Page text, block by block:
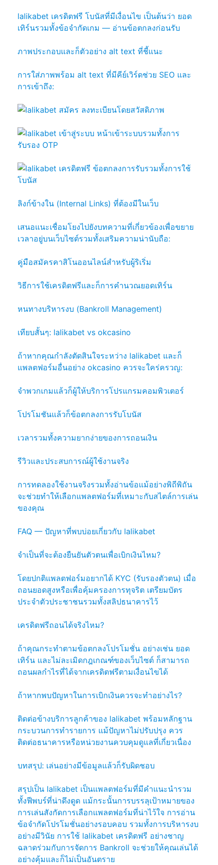
lalikabet เครดิตฟรี โบนัสที่มีเงื่อนไข เป็นต้นว่า ยอด
เทิร์นรวมทั้งข้อจำกัดเกม — อ่านข้อตกลงก่อนรับ
ภาพประกอบและก็ตัวอย่าง alt text ที่ชี้แนะ
การใส่ภาพพร้อม alt text ที่มีคีย์เวิร์ดช่วย SEO และ
การเข้าถึง:
ลิงก์ข้างใน (Internal Links) ที่ต้องมีในเว็บ
เสนอแนะเชื่อมโยงไปยังบทความที่เกี่ยวข้องเพื่อขยาย
เวลาอยู่บนเว็บไซต์รวมทั้งเสริมความน่านับถือ:
คู่มือสมัครคาสิโนออนไลน์สำหรับผู้ริเริ่ม
วิธีการใช้เครดิตฟรีและก็การคำนวณยอดเทิร์น
หนทางบริหารงบ (Bankroll Management)
เทียบสั้นๆ: lalikabet vs okcasino
ถ้าหากคุณกำลังตัดสินใจระหว่าง lalikabet และก็
แพลตฟอร์มอื่นอย่าง okcasino ควรจะใคร่ครวญ:
จำพวกเกมแล้วก็ผู้ให้บริการโปรแกรมคอมพิวเตอร์
โปรโมชันแล้วก็ข้อตกลงการรับโบนัส
เวลารวมทั้งความยากง่ายของการถอนเงิน
รีวิวและประสบการณ์ผู้ใช้งานจริง
การทดลองใช้งานจริงรวมทั้งอ่านข้อแม้อย่างพิถีพิถัน
จะช่วยทำให้เลือกแพลตฟอร์มที่เหมาะกับสไตล์การเล่น
ของคุณ
FAQ — ปัญหาที่พบบ่อยเกี่ยวกับ lalikabet
จำเป็นที่จะต้องยืนยันตัวตนเพื่อเบิกเงินไหม?
โดยปกติแพลตฟอร์มอยากได้ KYC (รับรองตัวตน) เมื่อ
ถอนยอดสูงหรือเพื่อคุ้มครองการทุจริต เตรียมบัตร
ประจำตัวประชาชนรวมทั้งสลิปธนาคารไว้
เครดิตฟรีถอนได้จริงไหม?
ถ้าคุณกระทำตามข้อตกลงโปรโมชั่น อย่างเช่น ยอด
เทิร์น และไม่ละเมิดกฎเกณฑ์ของเว็บไซต์ ก็สามารถ
ถอนผลกำไรที่ได้จากเครดิตฟรีตามเงื่อนไขได้
ถ้าหากพบปัญหาในการเบิกเงินควรจะทำอย่างไร?
ติดต่อข้างบริการลูกค้าของ lalikabet พร้อมหลักฐาน
กระบวนการทำรายการ แม้ปัญหาไม่ปรับปรุง ควร
ติดต่อธนาคารหรือหน่วยงานควบคุมดูแลที่เกี่ยวเนื่อง
บทสรุป: เล่นอย่างมีข้อมูลแล้วก็รับผิดชอบ
สรุปเป็น lalikabet เป็นแพลตฟอร์มที่มีคำแนะนำรวม
ทั้งฟีพบร์ที่น่าดึงดูด แม้กระนั้นการบรรลุเป้าหมายของ
การเล่นสังกัดการเลือกแพลตฟอร์มที่น่าไว้ใจ การอ่าน
ข้อจำกัดโปรโมชั่นอย่างรอบคอบ รวมทั้งการบริหารงบ
อย่างมีวินัย การใช้ lalikabet เครดิตฟรี อย่างชาญ
ฉลาดร่วมกับการจัดการ Bankroll จะช่วยให้คุณเล่นได้
อย่างคุ้มและก็ไม่เป็นอันตราย